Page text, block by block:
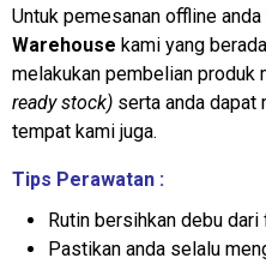
Untuk pemesanan offline
Warehouse kami yang
melakukan pembelian produk
ready stock) serta anda dapat
tempat kami juga.
Tips Perawatan :
Rutin bersihkan debu dari
Pastikan anda selalu